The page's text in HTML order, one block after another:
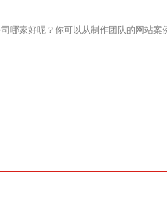
哪家好呢？你可以从制作团队的网站案